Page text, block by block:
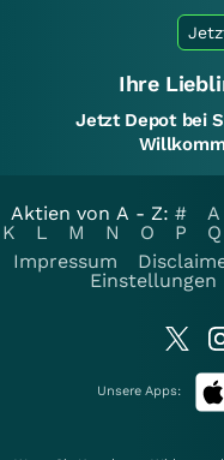
Ihre
Jetzt Depot bei
Aktien von A - Z: # A
K
L M N O P Q
Impressum
Einstellungen
Unsere Apps: